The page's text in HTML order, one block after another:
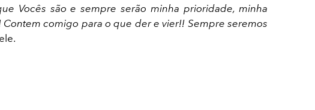
Vocês são e sempre serão minha prioridade, minha
Contem comigo para o que der e vier!! Sempre seremos